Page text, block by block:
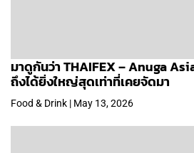
มาดูกันว่า THAIFEX – Anuga
ถึงได้ยิ่งใหญ่สุดเท่าที่เคยจัดมา
Food & Drink | May 13, 2026